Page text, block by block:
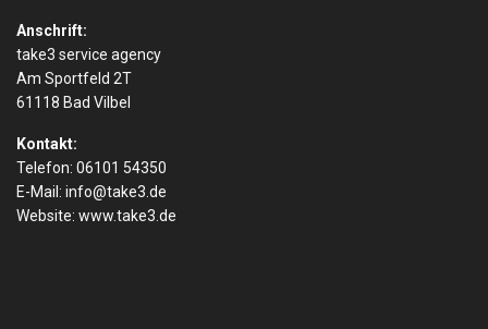
Anschrift:
take3 service agency
Am Sportfeld 2T
61118 Bad Vilbel
Kontakt:
Telefon: 06101 54350
E-Mail: info@take3.de
Website: www.take3.de